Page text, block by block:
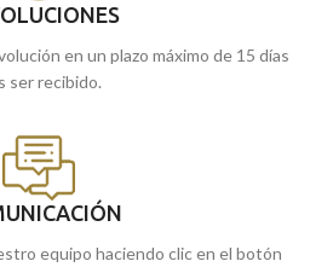
en un plazo máximo de 15 días
ser recibido.
equipo haciendo clic en el botón